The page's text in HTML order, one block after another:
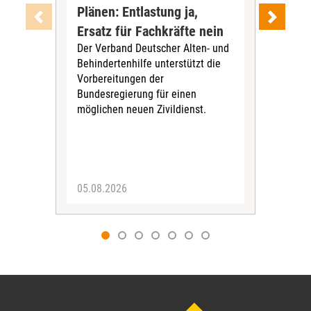
Plänen: Entlastung ja,
Ersatz für Fachkräfte nein
Der Verband Deutscher Alten- und
Behindertenhilfe unterstützt die
Vorbereitungen der
Bundesregierung für einen
möglichen neuen Zivildienst.
05.08.2026